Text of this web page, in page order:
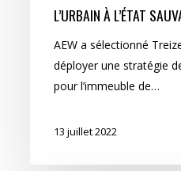
L’URBAIN À L’ÉTAT
AEW a sélectionné
déployer une stratégie
pour l’immeuble de…
13 juillet 2022